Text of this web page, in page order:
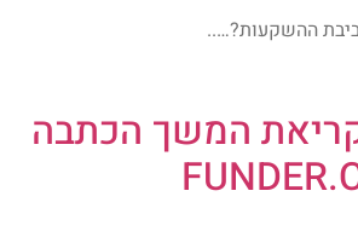
ההשקעות?…..
המשך הכתבה